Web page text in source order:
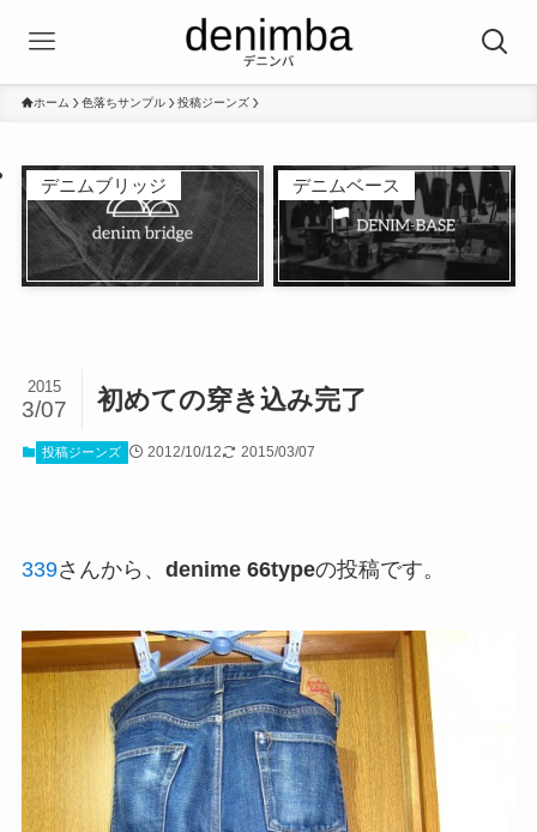
ホーム 色落ちサンプル 投稿ジーンズ
デニムブリッジ デニムベース
初めての穿き込み完了
2015
3/07
投稿ジーンズ 2012/10/12 2015/03/07
339さんから、 denime 66typeの投稿です。